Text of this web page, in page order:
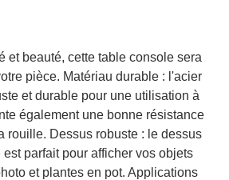
et beauté, cette table console sera
pièce. Matériau durable : l'acier
et durable pour une utilisation à
également une bonne résistance
rouille. Dessus robuste : le dessus
parfait pour afficher vos objets
et plantes en pot. Applications